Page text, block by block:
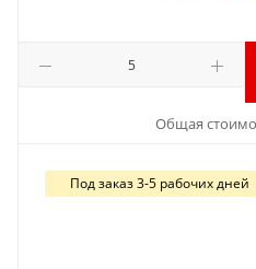
Общая
Под заказ 3-5 рабочих дней